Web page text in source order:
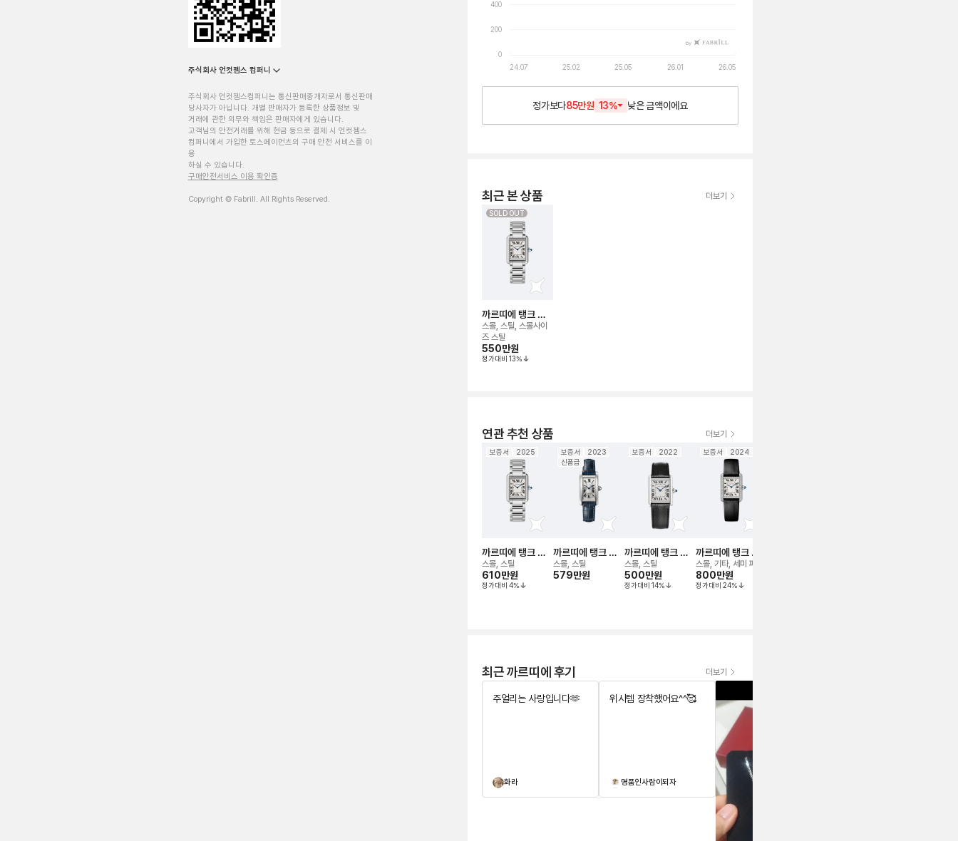
주식회사 언컷젬스 컴퍼니
주식회사 언컷젬스컴퍼니는 통신판매중개자로서 통신판매
당사자가 아닙니다. 개별 판매자가 등록한 상품정보 및
거래에 관한 의무와 책임은 판매자에게 있습니다.
고객님의 안전거래를 위해 현금 등으로 결제 시 언컷젬스
컴퍼니에서 가입한 토스페이먼츠의 구매 안전 서비스를 이
용
하실 수 있습니다.
구매안전서비스 이용 확인증
Copyright © Fabrill. All Rights Reserved.
0
200
400
24.07 25.02 25.05 26.01 26.05
by
정가보다85만원 13% 낮은금액이에요
최근 본 상품 더보기
SOLD OUT
까르띠에 탱크 머
스트 워치
스몰, 스틸, 스몰사이
즈 스틸
550만원
정가대비 13%
연관 추천 상품 더보기
보증서 2025
까르띠에 탱크 머
스트 워치
스몰, 스틸
610만원
정가대비 4%
보증서
2023
신품급
까르띠에 탱크 아
메리칸 워치
스몰, 스틸
579만원
보증서 2022
까르띠에 탱크 머
스트 워치
스몰, 스틸
500만원
정가대비 14%
보증서 2024
까르띠에 탱크 머
스트 드 워치
스몰, 기타, 세미 파베
800만원
정가대비 24%
최근 까르띠에 후기 더보기
주얼리는 사랑입니다🫶
화라
위시템 장착했어요^^🥰
명품인사람이되자